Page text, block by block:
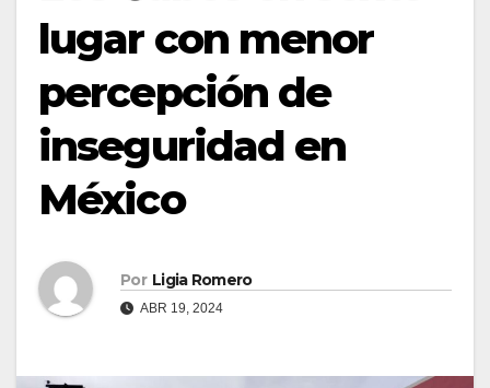
lugar con menor
percepción de
inseguridad en
México
Por Ligia Romero
ABR 19, 2024